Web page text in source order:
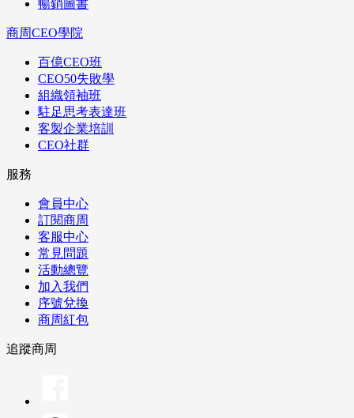
暢銷圖書
商周CEO學院
百億CEO班
CEO50失敗學
組織領袖班
駐足思考表達班
客製企業培訓
CEO社群
服務
會員中心
訂閱商周
客服中心
常見問題
活動總覽
加入我們
序號兌換
商周紅包
追蹤商周